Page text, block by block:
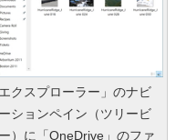
エクスプローラー」のナビ
ションペイン（ツリービ
）に「OneDrive」のファ